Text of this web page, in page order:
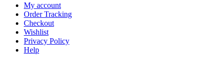
My account
Order Tracking
Checkout
Wishlist
Privacy Policy
Help